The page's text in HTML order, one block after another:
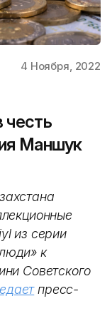
4 Ноября, 2022
честь
Маншук
из серии
к
Советского
пресс-